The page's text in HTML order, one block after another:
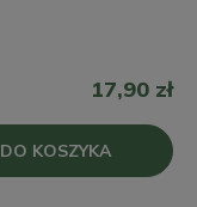
17,90 zł
DO KOSZYKA